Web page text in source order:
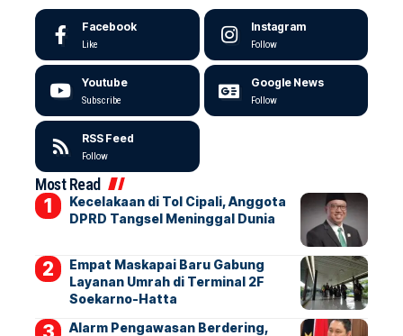
Facebook
Like
Instagram
Follow
Youtube
Subscribe
Google News
Follow
RSS Feed
Follow
Most Read
Kecelakaan di Tol Cipali, Anggota
DPRD Tangsel Meninggal Dunia
Empat Maskapai Baru Gabung
Layanan Umrah di Terminal 2F
Soekarno-Hatta
Alarm Pengawasan Berdering,